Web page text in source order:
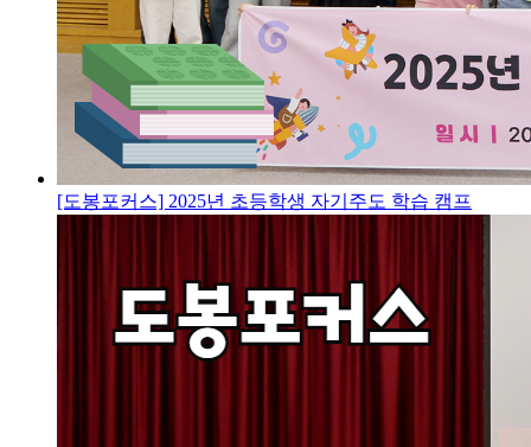
[도봉포커스] 2025년 초등학생 자기주도 학습 캠프